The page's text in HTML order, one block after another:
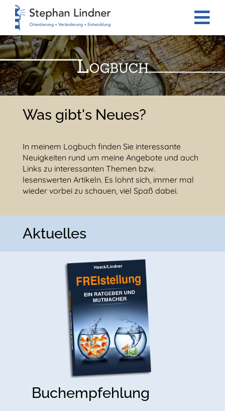
Was gibt's Neues?
In meinem Logbuch finden Sie interessante
Neuigkeiten rund um meine Angebote und auch
Links zu interessanten Themen bzw.
lesenswerten Artikeln. Es lohnt sich, immer mal
wieder vorbei zu schauen, viel Spaß dabei.
Aktuelles
Buchempfehlung